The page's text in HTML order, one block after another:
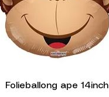
Folieballong ape 14inch